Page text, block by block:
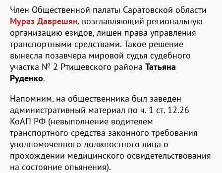
Член Общественной палаты Саратовской области
Мураз Даврешян, возглавляющий региональную
организацию езидов, лишен права управления
транспортными средствами. Такое решение
вынесла позавчера мировой судья судебного
участка № 2 Ртищевского района Татьяна
Руденко.
Напомним, на общественника был заведен
административный материал по ч. 1 ст. 12.26
КоАП РФ (невыполнение водителем
транспортного средства законного требования
уполномоченного должностного лица о
прохождении медицинского освидетельствования
на состояние опьянения).